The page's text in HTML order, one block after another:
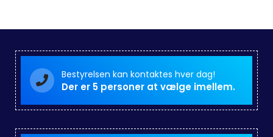
Bestyrelsen kan kontaktes hver dag!
Der er 5 personer at vælge imellem.